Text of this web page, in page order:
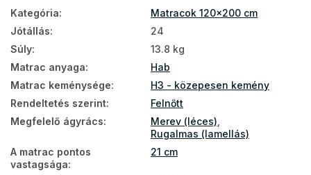
Aloe Vera matracok
Vendégmatracok
Matracok a földre
Földön használható matracok
Matracok keménység szerint
Kategória:
Matracok 120x200 cm
Jótállás:
24
Súly:
13.8 kg
Matrac anyaga:
Hab
Matrac keménysége:
H3 - közepesen kemény
Rendeltetés szerint:
Felnőtt
Megfelelő ágyrács: Merev (léces)
Rugalmas (lamellás)
A matrac pontos
vastagsága:
21 cm